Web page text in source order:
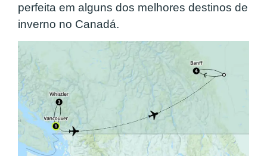
perfeita em alguns dos melhores destinos de
inverno no Canadá.